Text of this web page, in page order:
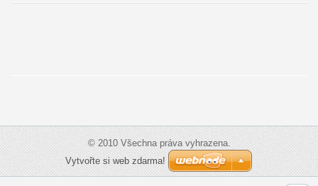
© 2010 Všechna práva vyhrazena.
Vytvořte si web zdarma!